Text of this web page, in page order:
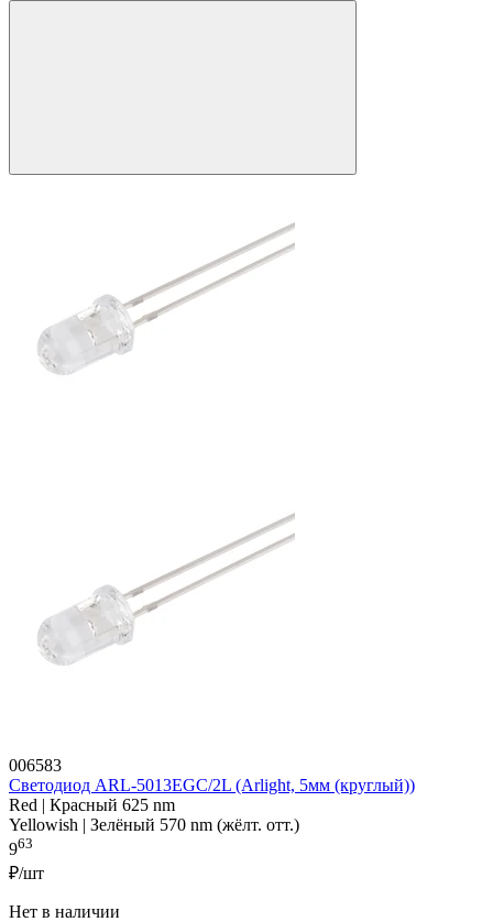
006583
Светодиод ARL-5013EGC/2L (Arlight, 5мм (круглый))
Red | Красный 625 nm
Yellowish | Зелёный 570 nm (жёлт. отт.)
963
₽/шт
Нет в наличии